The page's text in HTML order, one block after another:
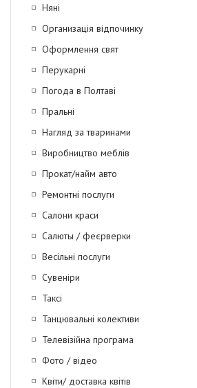
Няні
Организація відпочинку
Оформлення свят
Перукарні
Погода в Полтаві
Пральні
Нагляд за тваринами
Виробництво меблів
Прокат/найм авто
Ремонтні послуги
Салони краси
Салюты / феєрверки
Весільні послуги
Сувеніри
Таксі
Танцювальні колективи
Телевізійна програма
Фото / відео
Квіти/ доставка квітів